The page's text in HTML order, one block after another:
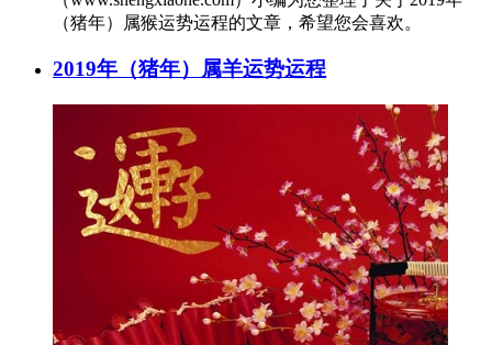
（猪年）属猴运势运程的文章，希望您会喜欢。
2019年（猪年）属羊运势运程